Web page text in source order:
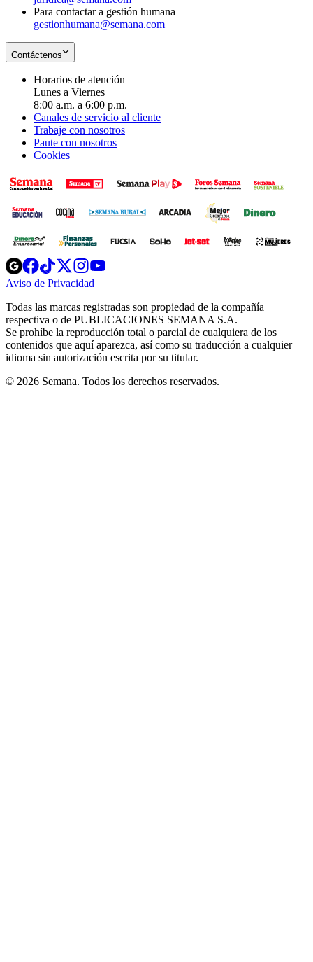
Para contactar a gestión humana
gestionhumana@semana.com
Contáctenos
Horarios de atención
Lunes a Viernes
8:00 a.m. a 6:00 p.m.
Canales de servicio al cliente
Trabaje con nosotros
Paute con nosotros
Cookies
Opens
in
new
Opens
in
new
Opens
in
new
window
Opens
new
windowwindow
Aviso de Privacidad
new
window
Todas las marcas registradas son propiedad de la compañía
respectiva o de PUBLICACIONES SEMANA S.A.
Se prohíbe la reproducción total o parcial de cualquiera de los
contenidos que aquí aparezca, así como su traducción a cualquier
idioma sin autorización escrita por su titular.
© 2026 Semana. Todos los derechos reservados.